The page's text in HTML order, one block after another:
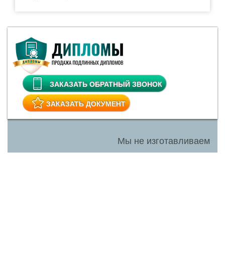
ЗАКАЗАТЬ ОБРАТНЫЙ ЗВОНОК
ЗАКАЗАТЬ ДОКУМЕНТ
Мы не изготавливаем